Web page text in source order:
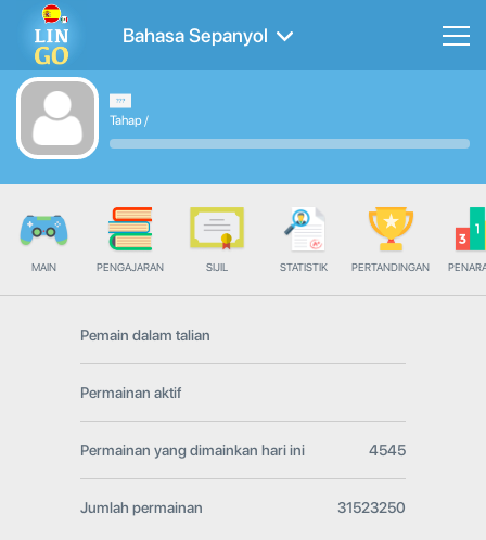
Bahasa Sepanyol
Tahap/
MAIN PENGAJARAN SIJIL STATISTIK PERTANDINGAN
Pemain dalam talian
Permainan aktif
Permainan yang dimainkan hari ini 4545
Jumlah permainan 31523250